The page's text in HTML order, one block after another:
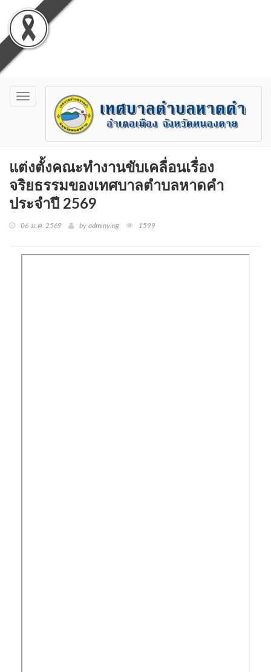
Toggle
navigation
แต่งตั้งคณะทำงานขับเคลื่อนเรื่อง
จริยธรรมของเทศบาลตำบลหาดคำ
ประจำปี 2569
06 ม.ค. 2569 by adminying 1599